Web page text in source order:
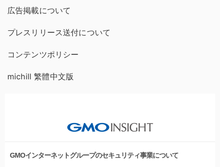
広告掲載について
プレスリリース送付について
コンテンツポリシー
michill 繁體中文版
GMOインターネットグループのセキュリティ事業について